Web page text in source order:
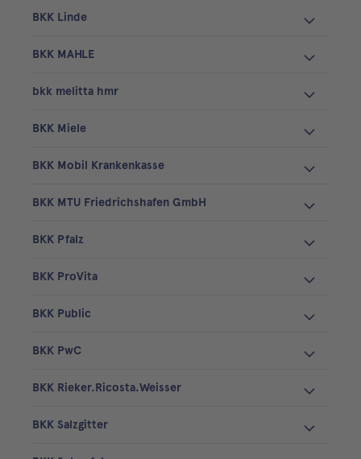
BKK Linde
BKK MAHLE
bkk melitta hmr
BKK Miele
BKK Mobil Krankenkasse
BKK MTU Friedrichshafen GmbH
BKK Pfalz
BKK ProVita
BKK Public
BKK PwC
BKK Rieker.Ricosta.Weisser
BKK Salzgitter